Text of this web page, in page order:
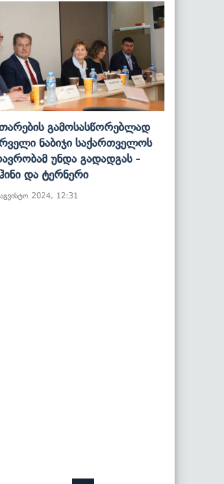
Გამოსასწორებლად
Ნაბიჯი Საქართველოს
Უნდა Გადადგას -
Და Ტერნერი
2024, 12:31